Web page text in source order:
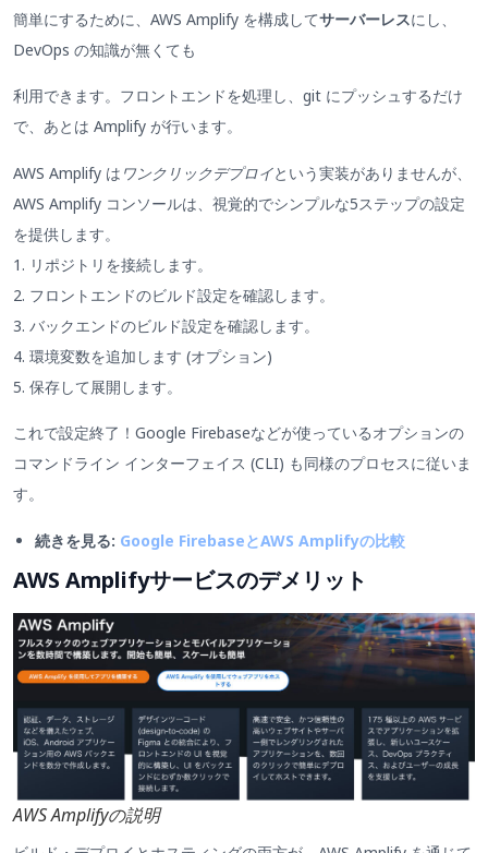
簡単にするために、AWS Amplify を構成してサーバーレスにし、
DevOps の知識が無くても
利用できます。フロントエンドを処理し、git にプッシュするだけ
で、あとは Amplify が行います。
AWS Amplify は ワンクリックデプロイという実装がありませんが、
AWS Amplify コンソールは、視覚的でシンプルな5ステップの設定
を提供します。
1. リポジトリを接続します。
2. フロントエンドのビルド設定を確認します。
3. バックエンドのビルド設定を確認します。
4. 環境変数を追加します (オプション)
5. 保存して展開します。
これで設定終了！Google Firebaseなどが使っているオプションの
コマンドライン インターフェイス (CLI) も同様のプロセスに従いま
す。
続きを見る: Google FirebaseとAWS Amplifyの比較
AWS Amplifyサービスのデメリット
AWS Amplifyの説明